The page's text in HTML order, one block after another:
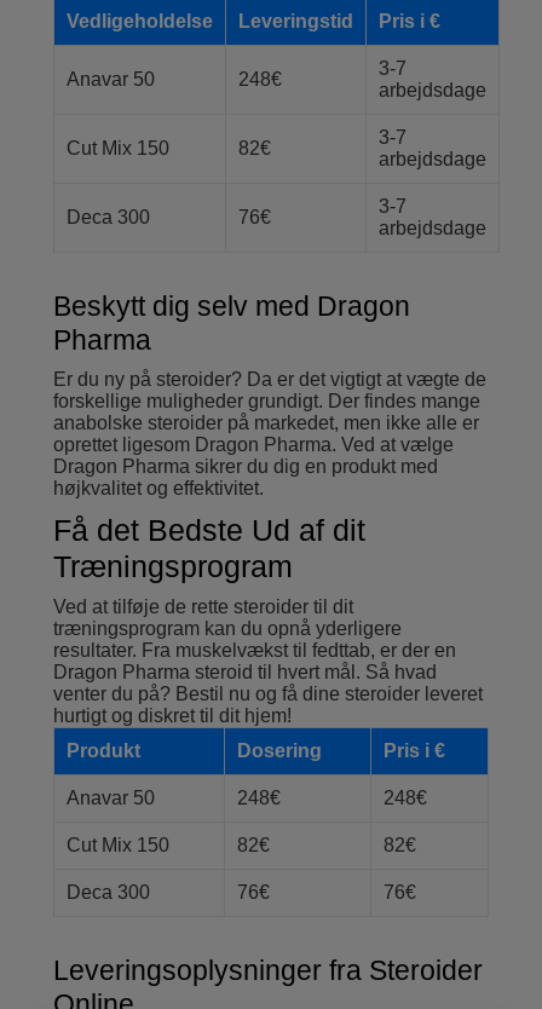
Vedligeholdelse
Leveringstid Pris i €
Anavar 50 248€
3-7
arbejdsdage
Cut Mix 150 82€
3-7
arbejdsdage
Deca 300 76€
3-7
arbejdsdage
Beskytt dig selv med Dragon
Pharma
Er du ny på steroider? Da er det vigtigt at vægte de
forskellige muligheder grundigt. Der findes mange
anabolske steroider på markedet, men ikke alle er
oprettet ligesom Dragon Pharma. Ved at vælge
Dragon Pharma sikrer du dig en produkt med
højkvalitet og effektivitet.
Få det Bedste Ud af dit
Træningsprogram
Ved at tilføje de rette steroider til dit
træningsprogram kan du opnå yderligere
resultater. Fra muskelvækst til fedttab, er der en
Dragon Pharma steroid til hvert mål. Så hvad
venter du på? Bestil nu og få dine steroider leveret
hurtigt og diskret til dit hjem!
Produkt
Dosering Pris i €
Anavar 50 248€ 248€
Cut Mix 150 82€ 82€
Deca 300 76€ 76€
Leveringsoplysninger fra Steroider